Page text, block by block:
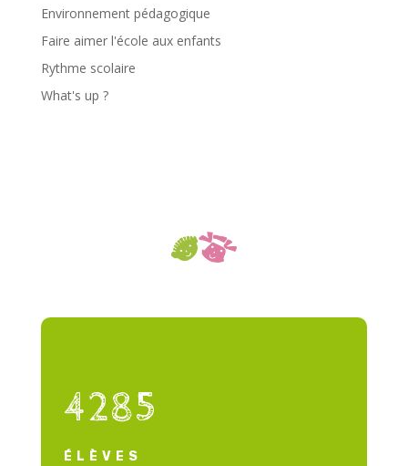
Environnement pédagogique
Faire aimer l'école aux enfants
Rythme scolaire
What's up ?
4285
ÉLÈVES